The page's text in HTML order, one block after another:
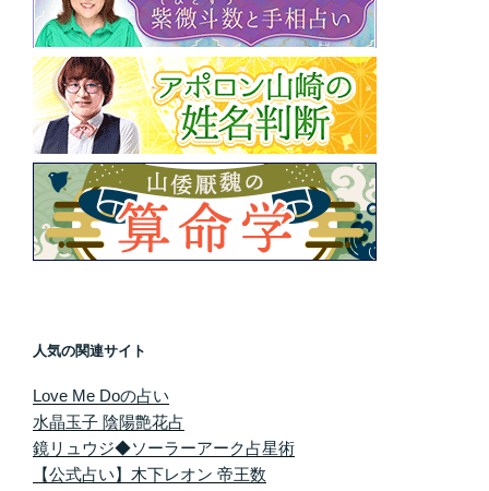
人気の関連サイト
Love Me Doの占い
水晶玉子 陰陽艶花占
鏡リュウジ◆ソーラーアーク占星術
【公式占い】木下レオン 帝王数